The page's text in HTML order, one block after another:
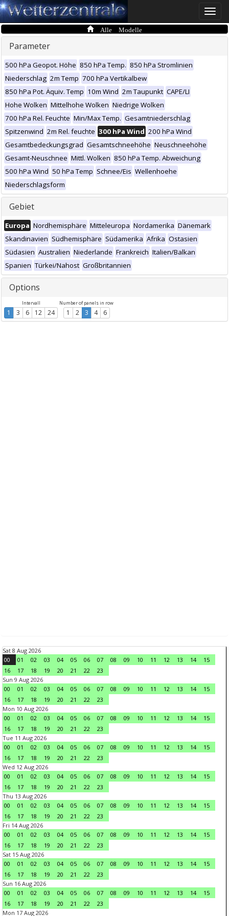
Toggle
Alle Modelle
Parameter
500 hPa Geopot. Höhe 850 hPa Temp. 850 hPa Stromlinien
Niederschlag 2m Temp 700 hPa Vertikalbew
850 hPa Pot. Äquiv. Temp 10m Wind 2m Taupunkt CAPE/LI
Hohe Wolken Mittelhohe Wolken Niedrige Wolken
700 hPa Rel. Feuchte Min/Max Temp. Gesamtniederschlag
Spitzenwind 2m Rel. feuchte 300 hPa Wind 200 hPa Wind
Gesamtbedeckungsgrad Gesamtschneehöhe Neuschneehöhe
Gesamt-Neuschnee Mittl. Wolken 850 hPa Temp. Abweichung
500 hPa Wind 50 hPa Temp Schnee/Eis Wellenhoehe
Niederschlagsform
Gebiet
Europa Nordhemisphäre Mitteleuropa Nordamerika Dänemark
Skandinavien Südhemisphäre Südamerika Afrika Ostasien
Südasien Australien Niederlande Frankreich Italien/Balkan
Spanien Türkei/Nahost Großbritannien
Options
Intervall
1 3 6 12 24
Number of panels in row
1 2 3 4 6
Sat 8 Aug 2026
00
01 02 03 04 05 06 07 08 09 10 11 12 13 14
15
16
17 18 19 20 21 22
23
Sun 9 Aug 2026
00
01 02 03 04 05 06 07 08 09 10 11 12 13 14
15
16
17 18 19 20 21 22
23
Mon 10 Aug 2026
00
01 02 03 04 05 06 07 08 09 10 11 12 13 14
15
16
17 18 19 20 21 22
23
Tue 11 Aug 2026
00
01 02 03 04 05 06 07 08 09 10 11 12 13 14
15
16
17 18 19 20 21 22
23
Wed 12 Aug 2026
00
01 02 03 04 05 06 07 08 09 10 11 12 13 14
15
16
17 18 19 20 21 22
23
Thu 13 Aug 2026
00
01 02 03 04 05 06 07 08 09 10 11 12 13 14
15
16
17 18 19 20 21 22
23
Fri 14 Aug 2026
00
01 02 03 04 05 06 07 08 09 10 11 12 13 14
15
16
17 18 19 20 21 22
23
Sat 15 Aug 2026
00
01 02 03 04 05 06 07 08 09 10 11 12 13 14
15
16
17 18 19 20 21 22
23
Sun 16 Aug 2026
00
01 02 03 04 05 06 07 08 09 10 11 12 13 14
15
16
17 18 19 20 21 22
23
Mon 17 Aug 2026